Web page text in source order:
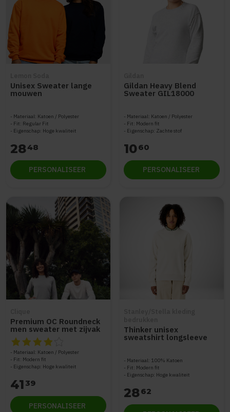
Unisex Sweater lange
mouwen
Materiaal: Katoen / Polyester
Fit: Regular Fit
Eigenschap: Hoge kwaliteit
2848
PERSONALISEER
Gildan Heavy Blend
Sweater GIL18000
Materiaal: Katoen / Polyester
Fit: Modern fit
Eigenschap: Zachte stof
1060
PERSONALISEER
Premium OC Roundneck
men sweater met zijvak
De beoordeling van dit product is4van de 5
Materiaal: Katoen / Polyester
Fit: Modern fit
Eigenschap: Hoge kwaliteit
41 39
PERSONALISEER
Thinker unisex
sweatshirt longsleeve
Materiaal: 100% Katoen
Fit: Modern fit
Eigenschap: Hoge kwaliteit
2862